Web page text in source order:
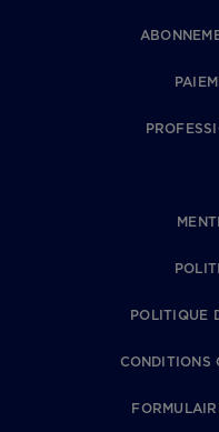
POLITIQUE
CONDITIONS